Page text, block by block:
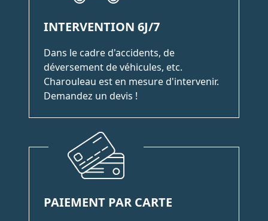
INTERVENTION 6J/7
Dans le cadre d'accidents, de
déversement de véhicules, etc.
Charouleau est en mesure d'intervenir.
Demandez un devis !
PAIEMENT PAR CARTE